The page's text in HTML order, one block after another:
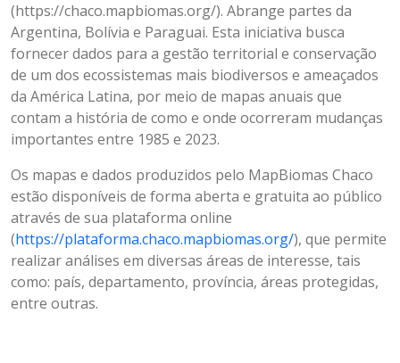
(https://chaco.mapbiomas.org/). Abrange partes da
Argentina, Bolívia e Paraguai. Esta iniciativa busca
fornecer dados para a gestão territorial e conservação
de um dos ecossistemas mais biodiversos e ameaçados
da América Latina, por meio de mapas anuais que
contam a história de como e onde ocorreram mudanças
importantes entre 1985 e 2023.
Os mapas e dados produzidos pelo MapBiomas Chaco
estão disponíveis de forma aberta e gratuita ao público
através de sua plataforma online
(https://plataforma.chaco.mapbiomas.org/), que permite
realizar análises em diversas áreas de interesse, tais
como: país, departamento, província, áreas protegidas,
entre outras.